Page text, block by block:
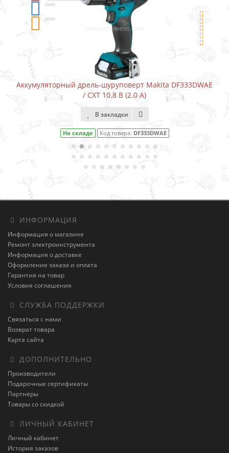
Аккумуляторный дрель-шуруповерт Makita DF333DWAE
/ CXT 10.8 В (2.0 А)
В закладки
На складе Код товара: DF333DWAE
ИНФОРМАЦИЯ
Информация о магазине
Ремонт электроинструмента
Информация о доставке
Оформление заказа и оплата
Гарантия на товар
Условия соглашения
СЛУЖБА ПОДДЕРЖКИ
Связаться с нами
Возврат товара
Карта сайта
ДОПОЛНИТЕЛЬНО
Производители
Подарочные сертификаты
Партнёры
Товары со скидкой
ЛИЧНЫЙ КАБИНЕТ
Личный кабинет
История заказов